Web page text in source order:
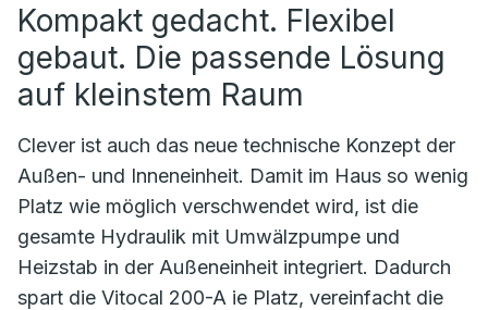
Kompakt gedacht. Flexibel
gebaut. Die passende Lösung
auf kleinstem Raum
Clever ist auch das neue technische Konzept der
Außen- und Inneneinheit. Damit im Haus so wenig
Platz wie möglich verschwendet wird, ist die
gesamte Hydraulik mit Umwälzpumpe und
Heizstab in der Außeneinheit integriert. Dadurch
spart die Vitocal 200-A ie Platz, vereinfacht die